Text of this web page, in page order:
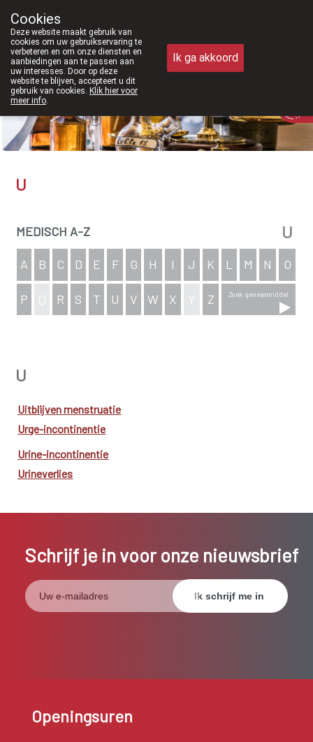
011/610300
Vandaag gesloten
U
MEDISCH A-Z U
A B C D E F G H I J K L M N O
P Q R S T U V W X Y Z Zoek geneesmiddel
U
Uitblijven menstruatie
Urge-incontinentie
Urine-incontinentie
Urineverlies
Schrijf je in voor onze nieuwsbrief
Openingsuren
Cookies
Deze website maakt gebruik van
cookies om uw gebruikservaring te
verbeteren en om onze diensten en
aanbiedingen aan te passen aan
uw interesses. Door op deze
website te blijven, accepteert u dit
gebruik van cookies. Klik hier voor
meer info.
Ik ga akkoord